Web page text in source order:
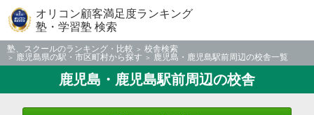
オリコン顧客満足度ランキング
塾・学習塾 検索
塾、スクールのランキング・比較
校舎検索
鹿児島県の駅・市区町村から探す
鹿児島・鹿児島駅前周辺の校舎一覧
鹿児島・鹿児島駅前周辺の校舎